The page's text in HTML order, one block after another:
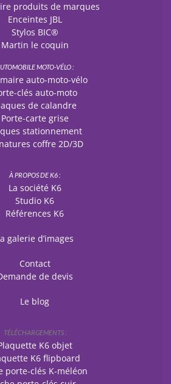
produits de marques
Enceintes JBL
Stylos BIC®
Martin le coquin
MOTO-VÉLO :
auto-moto-vélo
clés auto-moto
de calandre
Porte-carte grise
stationnement
coffre 2D/3D
À PROPOS DE K6 :
La société K6
Studio K6
Références K6
galerie d’images
Contact
de devis
Le blog
TÉLÉCHARGEMENTS :
K6 objet
K6 flipboard
porte-clés K-méléon